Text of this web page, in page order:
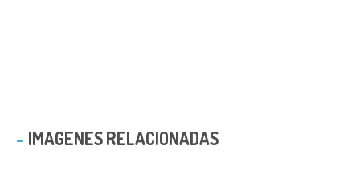
IMAGENES RELACIONADAS